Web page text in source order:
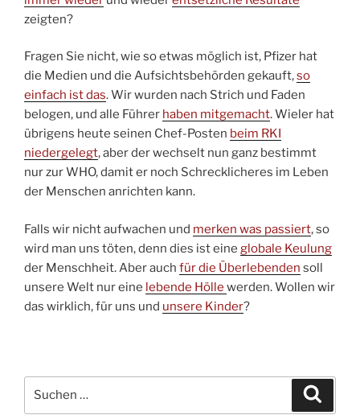
zeigten?
Fragen Sie nicht, wie so etwas möglich ist, Pfizer hat
die Medien und die Aufsichtsbehörden gekauft,so
einfach ist das. Wir wurden nach Strich und Faden
belogen, und alle Führer haben mitgemacht. Wieler hat
übrigens heute seinen Chef-Posten beim RKI
niedergelegt, aber der wechselt nun ganz bestimmt
nur zur WHO, damit er noch Schrecklicheres im Leben
der Menschen anrichten kann.
Falls wir nicht aufwachen und merken was passiert, so
wird man uns töten, denn dies ist eine globale Keulung
der Menschheit. Aber auch für die Überlebenden soll
unsere Welt nur eine lebende Hölle werden. Wollen wir
das wirklich, für uns und unsere Kinder?
nach: